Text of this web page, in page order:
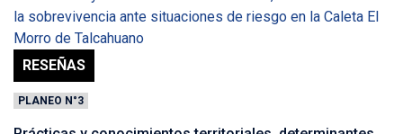
RESEÑAS
PLANEO N°3